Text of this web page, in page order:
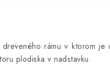
rámu v ktorom
plodiska v nadstavku.